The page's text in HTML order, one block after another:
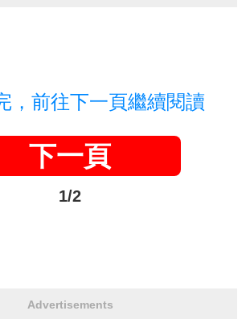
，前往下一頁繼續閱讀
下一頁
1/2
Advertisements